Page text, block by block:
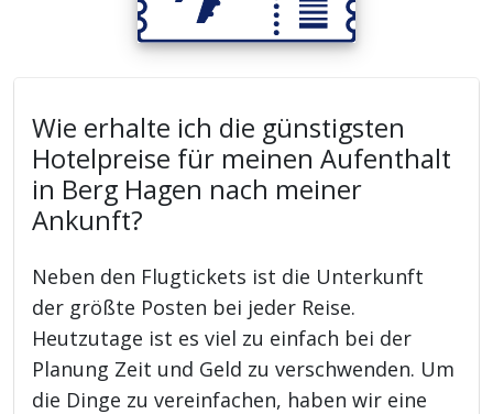
Wie erhalte ich die günstigsten
Hotelpreise für meinen Aufenthalt
in Berg Hagen nach meiner
Ankunft?
Neben den Flugtickets ist die Unterkunft
der größte Posten bei jeder Reise.
Heutzutage ist es viel zu einfach bei der
Planung Zeit und Geld zu verschwenden. Um
die Dinge zu vereinfachen, haben wir eine